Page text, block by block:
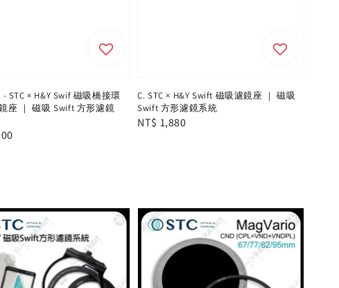
- STC × H&Y Swif 磁吸橋接環
座 ｜ 磁吸 Swift 方形濾鏡
C. STC × H&Y Swift 磁吸濾鏡座 ｜ 磁吸
Swift 方形濾鏡系統
Regular
NT$ 1,880